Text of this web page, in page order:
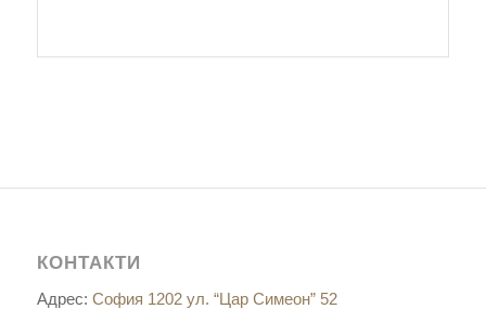
КОНТАКТИ
Адрес: София 1202 ул. “Цар Симеон” 52